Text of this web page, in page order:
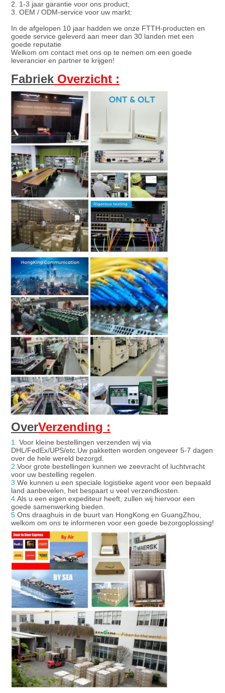
2. 1-3 jaar garantie voor ons product;
3. OEM / ODM-service voor uw markt:
In de afgelopen 10 jaar hadden we onze FTTH-producten en
goede service geleverd aan meer dan 30 landen met een
goede reputatie
Welkom om contact met ons op te nemen om een ​​goede
leverancier en partner te krijgen!
Fabriek Overzicht :
OverVerzending :
1. Voor kleine bestellingen verzenden wij via
DHL/FedEx/UPS/etc.Uw pakketten worden ongeveer 5-7 dagen
over de hele wereld bezorgd.
2.Voor grote bestellingen kunnen we zeevracht of luchtvracht
voor uw bestelling regelen.
3.We kunnen u een speciale logistieke agent voor een bepaald
land aanbevelen, het bespaart u veel verzendkosten.
4.Als u een eigen expediteur heeft, zullen wij hiervoor een
goede samenwerking bieden.
5.Ons draaghuis in de buurt van HongKong en GuangZhou,
welkom om ons te informeren voor een goede bezorgoplossing!